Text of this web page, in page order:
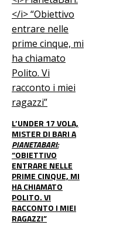
L’UNDER 17 VOLA,
MISTER DI BARI A
PIANETABARI:
“OBIETTIVO
ENTRARE NELLE
PRIME CINQUE, MI
HA CHIAMATO
POLITO. VI
RACCONTO I MIEI
RAGAZZI”